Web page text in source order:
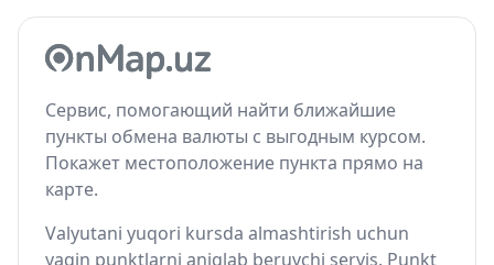
Сервис, помогающий найти ближайшие
пункты обмена валюты с выгодным курсом.
Покажет местоположение пункта прямо на
карте.
Valyutani yuqori kursda almashtirish uchun
yaqin punktlarni aniqlab beruvchi servis. Punkt